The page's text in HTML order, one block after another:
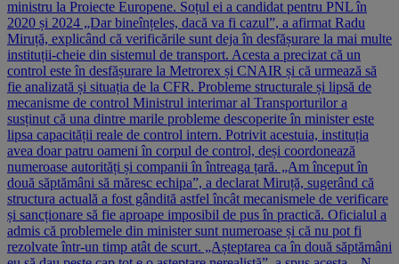
ministru la Proiecte Europene. Soțul ei a candidat pentru PNL în
2020 și 2024 „Dar bineînțeles, dacă va fi cazul”, a afirmat Radu
Miruță, explicând că verificările sunt deja în desfășurare la mai multe
instituții-cheie din sistemul de transport. Acesta a precizat că un
control este în desfășurare la Metrorex și CNAIR și că urmează să
fie analizată și situația de la CFR. Probleme structurale și lipsă de
mecanisme de control Ministrul interimar al Transporturilor a
susținut că una dintre marile probleme descoperite în minister este
lipsa capacității reale de control intern. Potrivit acestuia, instituția
avea doar patru oameni în corpul de control, deși coordonează
numeroase autorități și companii în întreaga țară. „Am început în
două săptămâni să măresc echipa”, a declarat Miruță, sugerând că
structura actuală a fost gândită astfel încât mecanismele de verificare
și sancționare să fie aproape imposibil de pus în practică. Oficialul a
admis că problemele din minister sunt numeroase și că nu pot fi
rezolvate într-un timp atât de scurt. „Așteptarea ca în două săptămâni